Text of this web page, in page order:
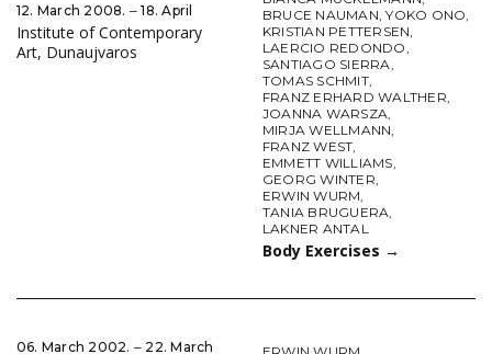
12. March 2008. ‒ 18. April
Institute of Contemporary
Art, Dunaujvaros
BRUCE NAUMAN,YOKO ONO,
KRISTIAN PETTERSEN,
LAERCIO REDONDO,
SANTIAGO SIERRA,
TOMAS SCHMIT,
FRANZ ERHARD WALTHER,
JOANNA WARSZA,
MIRJA WELLMANN,
FRANZ WEST,
EMMETT WILLIAMS,
GEORG WINTER,
ERWIN WURM,
TANIA BRUGUERA,
LAKNER ANTAL
Body Exercises →
06. March 2002. ‒ 22. March